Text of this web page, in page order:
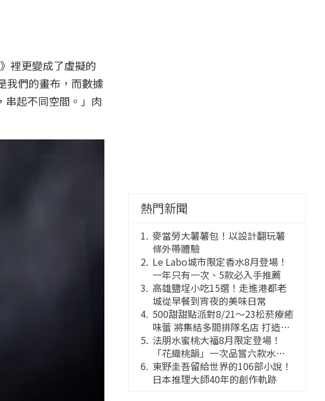
裡更變成了虛擬的
我們的畫布，而數據
串起不同空間。」肉
熱門新聞
麥當勞大薯薯包！以設計翻玩薯
條外帶體驗
Le Labo城市限定香水8月登場！
一年只有一次、5款必入手推薦
高雄鹽埕小吃15選！走進港都老
城從早餐到宵夜的美味日常
500甜甜點派對8/21～23松菸療癒
味蕾 將集結多間排隊名店 打造靈
感創意的舞台
法朋水蜜桃大福8月限定登場！
「花織桃韻」一次品嘗六款水蜜
桃花果大福
東野圭吾留給世界的106部小說！
日本推理大師40年的創作軌跡